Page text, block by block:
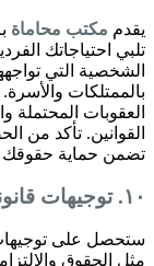
يقدم مكتب محاماة
تلبي احتياجاتك
الشخصية التي
بالممتلكات
العقوبات
القوانين. تأكد من
تضمن حماية
١٠. توجيهات قانونية حول القضايا الشخصية
ستحصل على
مثل الحقوق